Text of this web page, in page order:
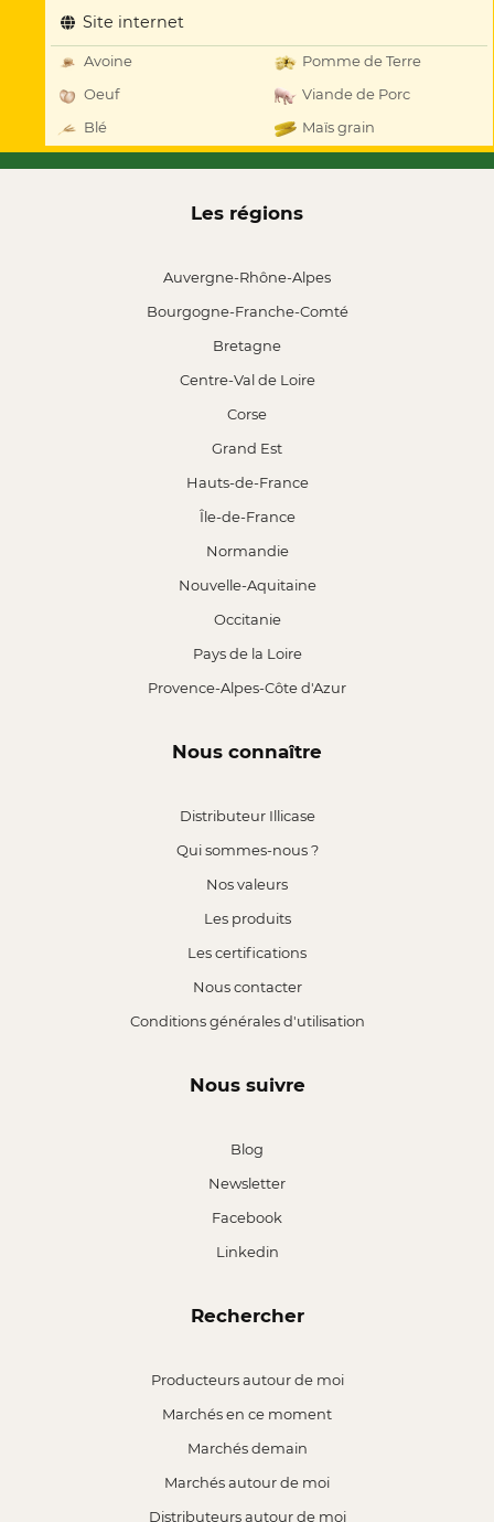
Site internet
Avoine
Pomme de Terre
Oeuf
Viande de Porc
Blé
Maïs grain
Les régions
Auvergne-Rhône-Alpes
Bourgogne-Franche-Comté
Bretagne
Centre-Val de Loire
Corse
Grand Est
Hauts-de-France
Île-de-France
Normandie
Nouvelle-Aquitaine
Occitanie
Pays de la Loire
Provence-Alpes-Côte d'Azur
Nous connaître
Distributeur Illicase
Qui sommes-nous ?
Nos valeurs
Les produits
Les certifications
Nous contacter
Conditions générales d'utilisation
Nous suivre
Blog
Newsletter
Facebook
Linkedin
Rechercher
Producteurs autour de moi
Marchés en ce moment
Marchés demain
Marchés autour de moi
Distributeurs autour de moi